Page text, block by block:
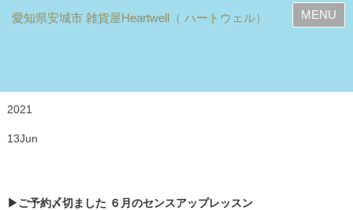
MENU
2021
13Jun
▶ご予約〆切ました ６月のセンスアップレッスン